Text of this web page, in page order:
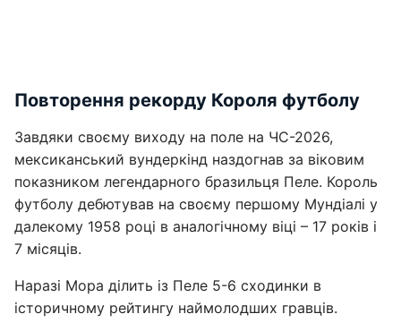
Повторення рекорду Короля футболу
Завдяки своєму виходу на поле на ЧС-2026,
мексиканський вундеркінд наздогнав за віковим
показником легендарного бразильця Пеле. Король
футболу дебютував на своєму першому Мундіалі у
далекому 1958 році в аналогічному віці – 17 років і
7 місяців.
Наразі Мора ділить із Пеле 5-6 сходинки в
історичному рейтингу наймолодших гравців.